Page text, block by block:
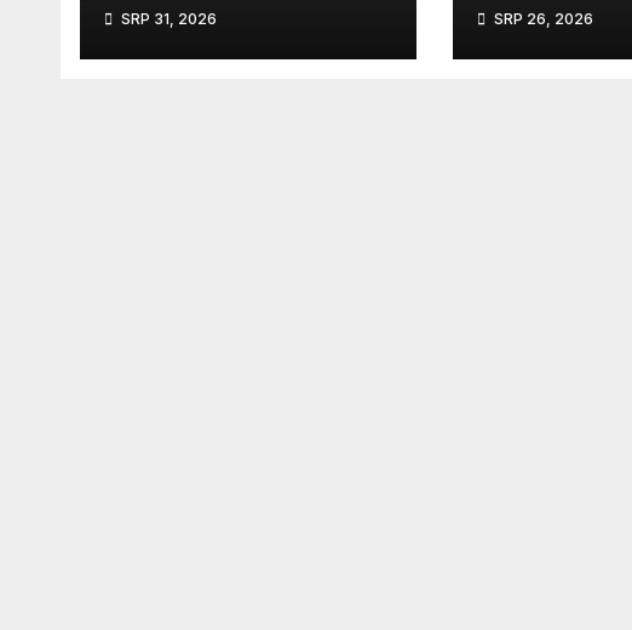
SRP 31, 2026 SRP 26, 2026